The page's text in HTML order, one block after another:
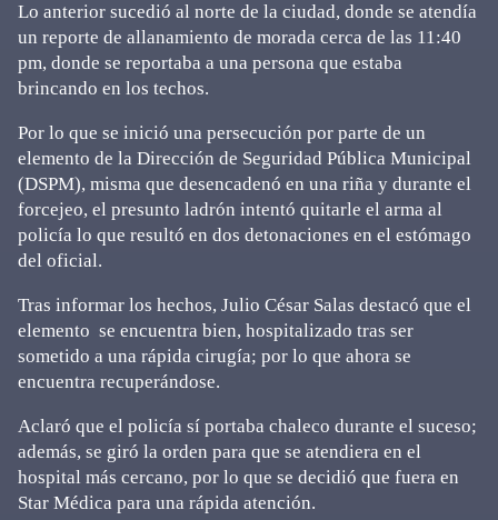
Lo anterior sucedió al norte de la ciudad, donde se atendía
un reporte de allanamiento de morada cerca de las 11:40
pm, donde se reportaba a una persona que estaba
brincando en los techos.
Por lo que se inició una persecución por parte de un
elemento de la Dirección de Seguridad Pública Municipal
(DSPM), misma que desencadenó en una riña y durante el
forcejeo, el presunto ladrón intentó quitarle el arma al
policía lo que resultó en dos detonaciones en el estómago
del oficial.
Tras informar los hechos, Julio César Salas destacó que el
elemento se encuentra bien, hospitalizado tras ser
sometido a una rápida cirugía; por lo que ahora se
encuentra recuperándose.
Aclaró que el policía sí portaba chaleco durante el suceso;
además, se giró la orden para que se atendiera en el
hospital más cercano, por lo que se decidió que fuera en
Star Médica para una rápida atención.